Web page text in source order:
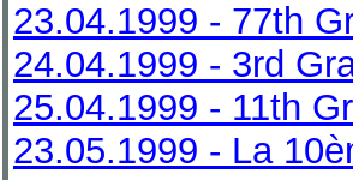
23.04.1999 - 77th
24.04.1999 - 3rd
25.04.1999 - 11th
23.05.1999 - La